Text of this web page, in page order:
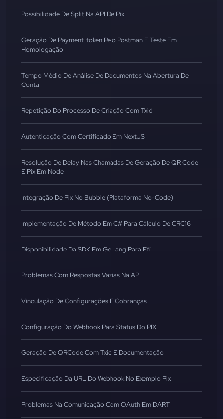
Possibilidade De Split Na API De Pix
Geração De Payment_token Pelo Postman E Teste Em
Homologação
Tempo Médio De Análise De Documentos Na Abertura De
Conta
Repetição Do Processo De Criação Com Txid
Autenticação Com Certificado Em NextJS
Resolução De Delay Nas Chamadas De Geração De QR Code
E Pix Em Node
Integração De Pix No Bubble (Plataforma No-Code)
Implementação De Método Em C# Para Cálculo De CRC16
Disponibilidade Da SDK Em GoLang Para Efí
Problemas Com Respostas Vazias Na API
Vinculação De Configurações E Cobranças
Configuração Do Webhook Para Status Do PIX
Geração De QRCode Com Txid E Documentação
Especificação Da URL Do Webhook No Exemplo Pix
Problemas Na Comunicação Com OAuth Em DART